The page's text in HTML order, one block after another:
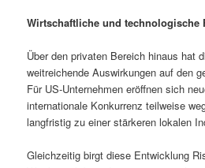
Wirtschaftliche und technologische
Über den privaten Bereich hinaus hat
weitreichende Auswirkungen auf den
Für US-Unternehmen eröffnen sich
internationale Konkurrenz teilweise
langfristig zu einer stärkeren lokalen
Gleichzeitig birgt diese Entwicklung